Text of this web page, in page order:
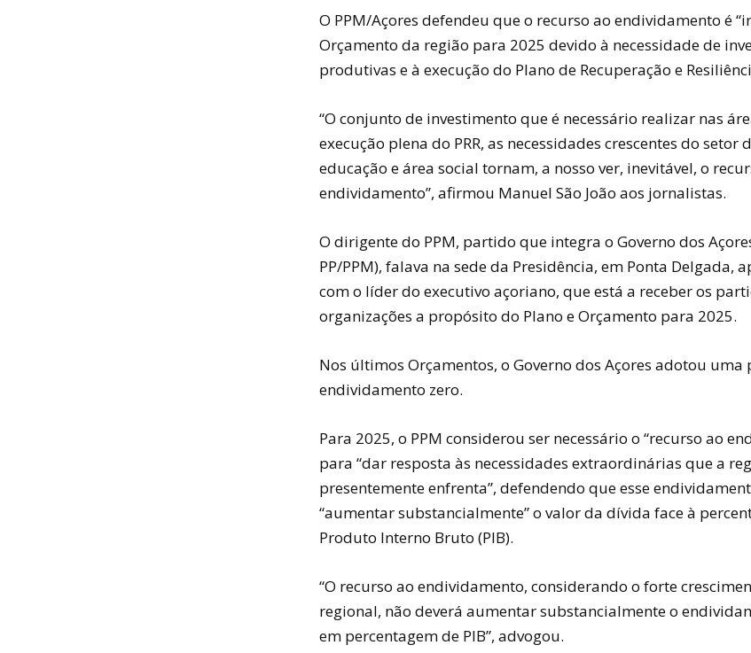
O PPM/Açores defendeu que o recurso ao endividamento é
Orçamento da região para 2025 devido à necessidade de
produtivas e à execução do Plano de Recuperação e
“O conjunto de investimento que é necessário realizar nas
execução plena do PRR, as necessidades crescentes do setor
educação e área social tornam, a nosso ver, inevitável, o
endividamento”, afirmou Manuel São João aos jornalistas.
O dirigente do PPM, partido que integra o Governo dos Açores
PP/PPM), falava na sede da Presidência, em Ponta Delgada,
com o líder do executivo açoriano, que está a receber os
organizações a propósito do Plano e Orçamento para 2025.
Nos últimos Orçamentos, o Governo dos Açores adotou uma
endividamento zero.
Para 2025, o PPM considerou ser necessário o “recurso ao
para “dar resposta às necessidades extraordinárias que a
presentemente enfrenta”, defendendo que esse
“aumentar substancialmente” o valor da dívida face à
Produto Interno Bruto (PIB).
“O recurso ao endividamento, considerando o forte
regional, não deverá aumentar substancialmente o
em percentagem de PIB”, advogou.